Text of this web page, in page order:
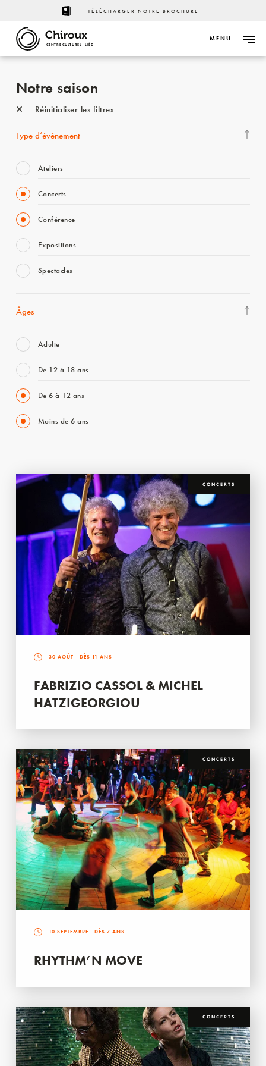
TÉLÉCHARGER NOTRE BROCHURE
CENTRE CULTUREL - LIÈGE
MENU
Notre saison
Réinitialiser les filtres
Type d’événement
Ateliers
Concerts
Conférence
Expositions
Spectacles
Âges
Adulte
De 12 à 18 ans
De 6 à 12 ans
Moins de 6 ans
CONCERTS
30 AOÛT - DÈS 11 ANS
FABRIZIO CASSOL & MICHEL
HATZIGEORGIOU
CONCERTS
10 SEPTEMBRE - DÈS 7 ANS
RHYTHM’N MOVE
CONCERTS